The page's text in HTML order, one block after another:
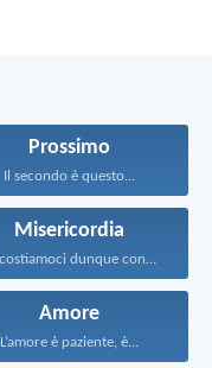
Prossimo
Il secondo è questo...
Misericordia
Accostiamoci dunque con piena...
Amore
L’amore è paziente, è...